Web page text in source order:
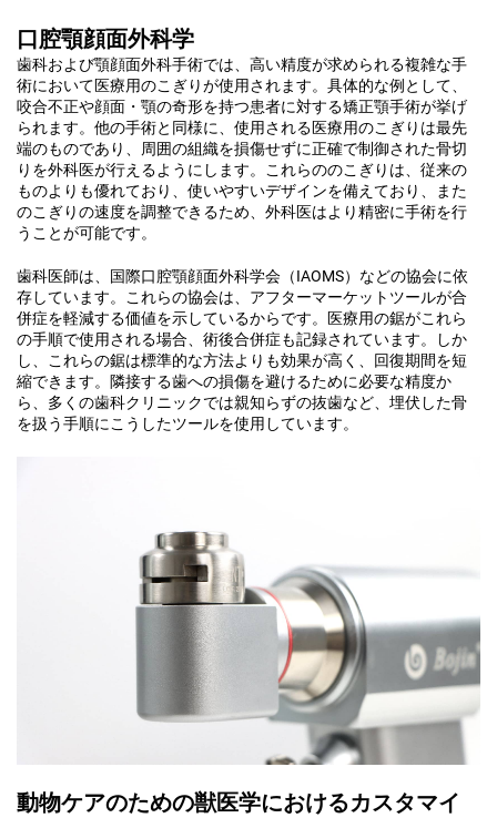
口腔顎顔面外科学
歯科および顎顔面外科手術では、高い精度が求められる複雑な手
術において医療用のこぎりが使用されます。具体的な例として、
咬合不正や顔面・顎の奇形を持つ患者に対する矯正顎手術が挙げ
られます。他の手術と同様に、使用される医療用のこぎりは最先
端のものであり、周囲の組織を損傷せずに正確で制御された骨切
りを外科医が行えるようにします。これらののこぎりは、従来の
ものよりも優れており、使いやすいデザインを備えており、また
のこぎりの速度を調整できるため、外科医はより精密に手術を行
うことが可能です。
歯科医師は、国際口腔顎顔面外科学会（IAOMS）などの協会に依
存しています。これらの協会は、アフターマーケットツールが合
併症を軽減する価値を示しているからです。医療用の鋸がこれら
の手順で使用される場合、術後合併症も記録されています。しか
し、これらの鋸は標準的な方法よりも効果が高く、回復期間を短
縮できます。隣接する歯への損傷を避けるために必要な精度か
ら、多くの歯科クリニックでは親知らずの抜歯など、埋伏した骨
を扱う手順にこうしたツールを使用しています。
動物ケアのための獣医学におけるカスタマイ